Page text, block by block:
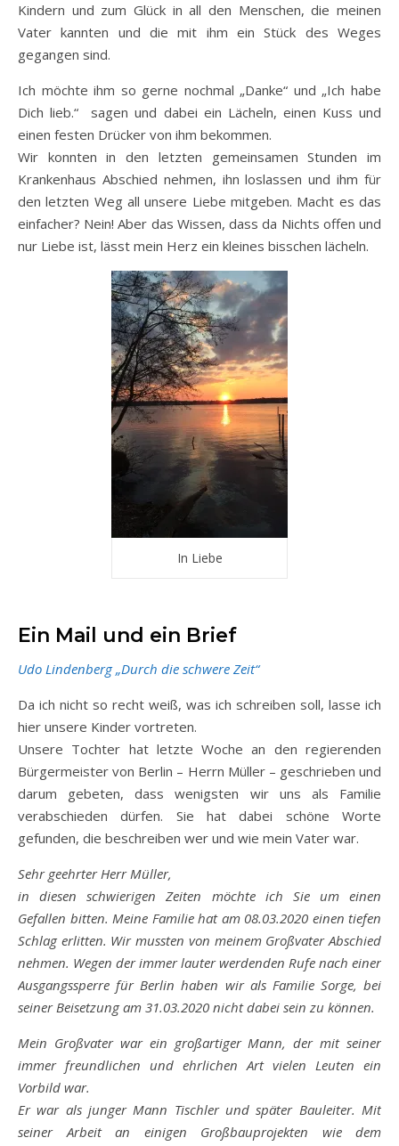
Kindern und zum Glück in all den Menschen, die meinen
Vater kannten und die mit ihm ein Stück des Weges
gegangen sind.
Ich möchte ihm so gerne nochmal „Danke“ und „Ich habe
Dich lieb.“ sagen und dabei ein Lächeln, einen Kuss und
einen festen Drücker von ihm bekommen.
Wir konnten in den letzten gemeinsamen Stunden im
Krankenhaus Abschied nehmen, ihn loslassen und ihm für
den letzten Weg all unsere Liebe mitgeben. Macht es das
einfacher? Nein! Aber das Wissen, dass da Nichts offen und
nur Liebe ist, lässt mein Herz ein kleines bisschen lächeln.
In Liebe
Ein Mail und ein Brief
Udo Lindenberg „Durch die schwere Zeit“
Da ich nicht so recht weiß, was ich schreiben soll, lasse ich
hier unsere Kinder vortreten.
Unsere Tochter hat letzte Woche an den regierenden
Bürgermeister von Berlin – Herrn Müller – geschrieben und
darum gebeten, dass wenigsten wir uns als Familie
verabschieden dürfen. Sie hat dabei schöne Worte
gefunden, die beschreiben wer und wie mein Vater war.
Sehr geehrter Herr Müller,
in diesen schwierigen Zeiten möchte ich Sie um einen
Gefallen bitten. Meine Familie hat am 08.03.2020 einen tiefen
Schlag erlitten. Wir mussten von meinem Großvater Abschied
nehmen. Wegen der immer lauter werdenden Rufe nach einer
Ausgangssperre für Berlin haben wir als Familie Sorge, bei
seiner Beisetzung am 31.03.2020 nicht dabei sein zu können.
Mein Großvater war ein großartiger Mann, der mit seiner
immer freundlichen und ehrlichen Art vielen Leuten ein
Vorbild war.
Er war als junger Mann Tischler und später Bauleiter. Mit
seiner Arbeit an einigen Großbauprojekten wie dem